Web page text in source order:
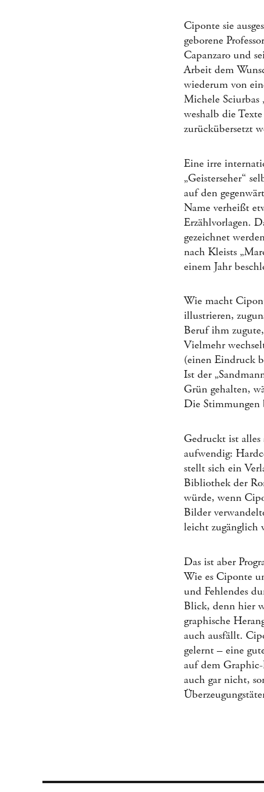
Ciponte sie
geborene
Capanzaro und
Arbeit dem
wiederum von
Michele
weshalb die
zurückübersetzt
Eine irre
„Geisterseher“
auf den
Name verheißt
Erzählvorlagen.
gezeichnet
nach Kleists
einem Jahr
Wie macht
illustrieren,
Beruf ihm
Vielmehr
(einen Eindruck
Ist der
Grün gehalten,
Die Stimmungen
Gedruckt ist alles
aufwendig:
stellt sich ein
Bibliothek der
würde, wenn
Bilder
leicht zugänglich
Das ist aber
Wie es Ciponte
und Fehlendes
Blick, denn hier
graphische
auch ausfällt.
gelernt – eine
auf dem
auch gar nicht,